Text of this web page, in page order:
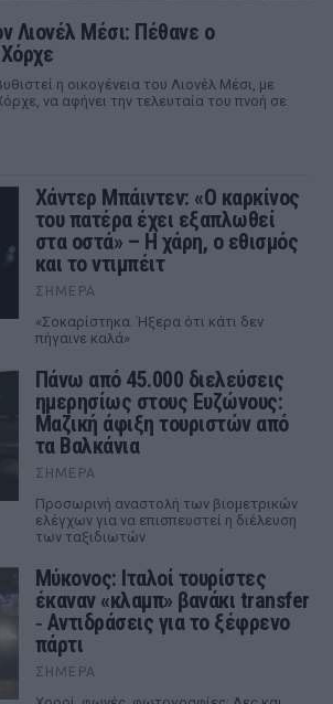
Λιονέλ Μέσι: Πέθανε ο
η οικογένεια του Λιονέλ Μέσι, με
να αφήνει την τελευταία του πνοή σε
Χάντερ Μπάιντεν: «Ο καρκίνος
του πατέρα έχει εξαπλωθεί
στα οστά» – Η χάρη, ο εθισμός
και το ντιμπέιτ
ΣΉΜΕΡΑ
«Σοκαρίστηκα. Ήξερα ότι κάτι δεν
πήγαινε καλά»
Πάνω από 45.000 διελεύσεις
ημερησίως στους Ευζώνους:
Μαζική άφιξη τουριστών από
τα Βαλκάνια
ΣΉΜΕΡΑ
Προσωρινή αναστολή των βιομετρικών
ελέγχων για να επισπευστεί η διέλευση
των ταξιδιωτών
Μύκονος: Ιταλοί τουρίστες
έκαναν «κλαμπ» βανάκι transfer
‑ Αντιδράσεις για το ξέφρενο
πάρτι
ΣΉΜΕΡΑ